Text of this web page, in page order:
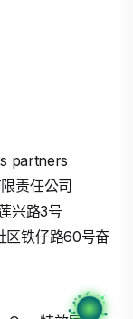
partners
责任公司
兴路3号
区铁仔路60号奋